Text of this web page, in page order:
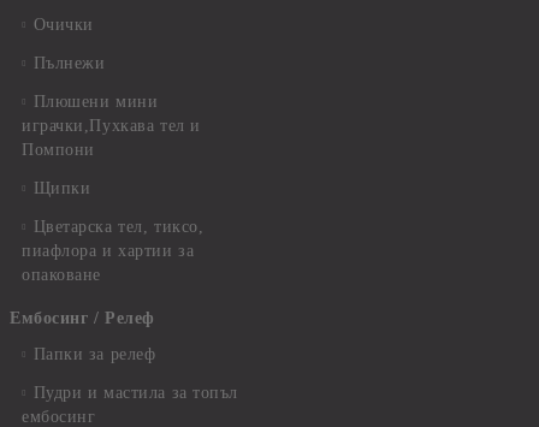
Очички
Пълнежи
Плюшени мини
играчки,Пухкава тел и
Помпони
Щипки
Цветарска тел, тиксо,
пиафлора и хартии за
опаковане
Ембосинг / Релеф
Папки за релеф
Пудри и мастила за топъл
ембосинг